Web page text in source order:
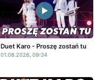
Duet Karo - Proszę zostań tu
01.08.2026, 09:34